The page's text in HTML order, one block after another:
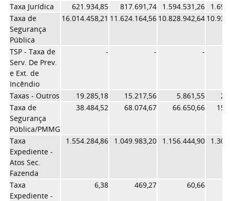
Taxa Jurídica
621.934,85 817.691,74 1.594.531,26
Taxa de
Segurança
Pública
16.014.458,21 11.624.164,56 10.828.942,64
TSP - Taxa de
Serv. De Prev.
e Ext. de
Incêndio
- - -
Taxas - Outros 19.285,18 15.217,56 5.861,55
Taxa de
Segurança
Pública/PMMG
38.484,52 68.074,67 66.650,66
Taxa
Expediente -
Atos Sec.
Fazenda
1.554.284,86 1.049.983,20 1.156.444,90
Taxa
Expediente -
6,38 469,27 60,66